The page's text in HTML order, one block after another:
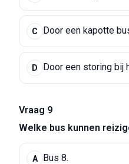
C Door een kapotte
D Door een storing bij
Vraag 9
Welke bus kunnen
A Bus 8.